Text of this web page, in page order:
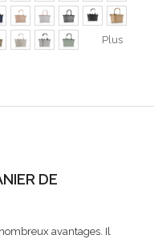
Plus
DE
avantages. Il